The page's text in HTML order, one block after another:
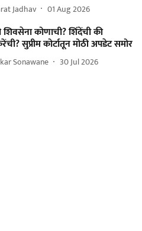
Jadhav 01 Aug 2026
शिवसेना कोणाची? शिंदेंची की
सुप्रीम कोर्टातून मोठी अपडेट समोर
Sonawane 30 Jul 2026